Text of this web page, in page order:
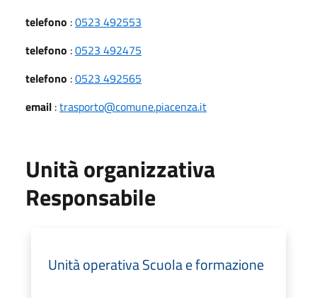
telefono :0523 492553
telefono :0523 492475
telefono :0523 492565
email :trasporto@comune.piacenza.it
Unità organizzativa
Responsabile
Unità operativa Scuola e formazione